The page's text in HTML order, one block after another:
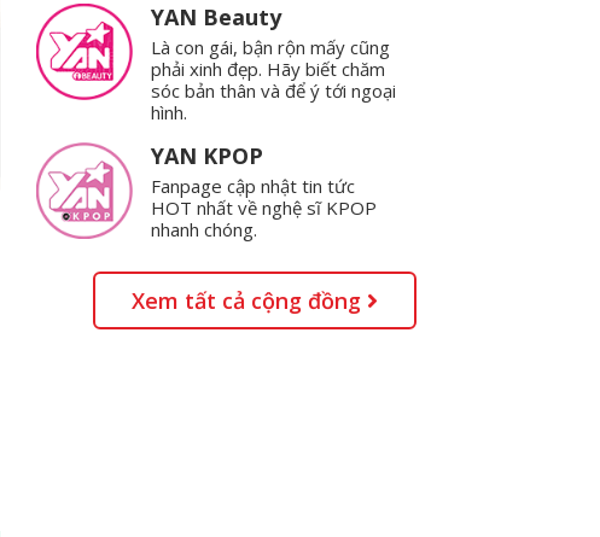
YAN Beauty
Là con gái, bận rộn mấy cũng
phải xinh đẹp. Hãy biết chăm
sóc bản thân và để ý tới ngoại
hình.
YAN KPOP
Fanpage cập nhật tin tức
HOT nhất về nghệ sĩ KPOP
nhanh chóng.
Xem tất cả cộng đồng